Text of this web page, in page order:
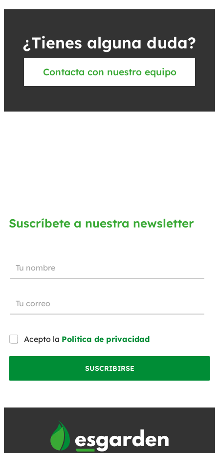
¿Tienes alguna duda?
Contacta con nuestro equipo
Suscríbete a nuestra newsletter
Acepto la Política de privacidad
SUSCRIBIRSE